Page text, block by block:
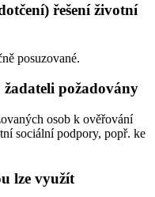
řešení životní
posuzované.
požadovány
osob k ověřování
sociální podpory, popř. ke
lze využít